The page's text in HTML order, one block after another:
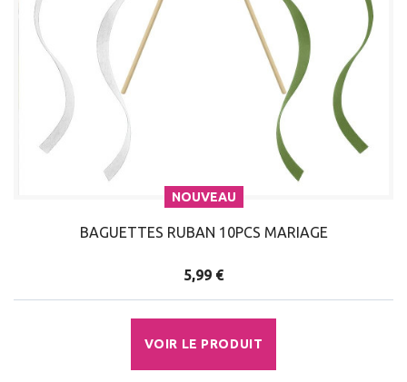
NOUVEAU
BAGUETTES RUBAN 10PCS MARIAGE
5,99 €
VOIR LE PRODUIT